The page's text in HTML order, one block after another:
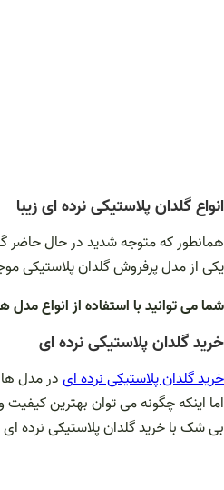
انواع گلدان پلاستیکی نرده ای زیبا
همانطور که متوجه شدید در حال حاضر
یکی از مدل پرفروش گلدان پلاستیکی
شما می توانید با استفاده از انواع
خرید گلدان پلاستیکی نرده ای
خرید گلدان پلاستیکی نرده ایدر مدل
اما اینکه چگونه می توان بهترین
بی شک با خرید گلدان پلاستیکی نرده